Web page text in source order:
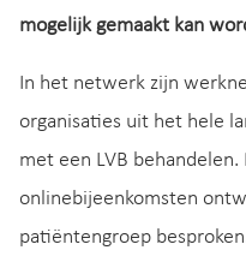
mogelijk gemaakt kan
In het netwerk zijn
organisaties uit het hele
met een LVB
onlinebijeenkomsten
patiëntengroep